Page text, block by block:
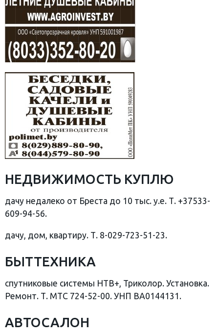
НЕДВИЖИМОСТЬ КУПЛЮ
дачу недалеко от Бреста до 10 тыс. у.е. Т. +37533-
609-94-56.
дачу, дом, квартиру. Т. 8-029-723-51-23.
БЫТТЕХНИКА
спутниковые системы НТВ+, Триколор. Установка.
Ремонт. Т. МТС 724-52-00. УНП ВА0144131.
АВТОСАЛОН